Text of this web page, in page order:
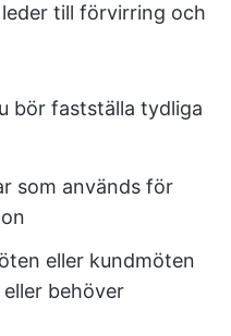
till förvirring och
bör fastställa tydliga
som används för
eller kundmöten
behöver